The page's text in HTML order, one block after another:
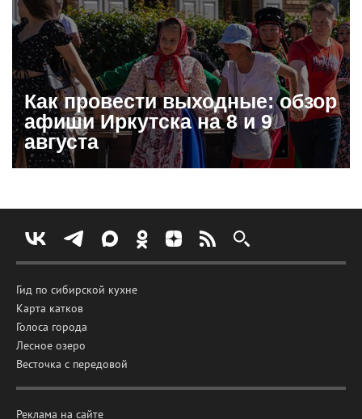
Как провести выходные: обзор
афиши Иркутска на 8 и 9
августа
Гид по сибирской кухне
Карта катков
Голоса города
Лесное озеро
Весточка с передовой
Реклама на сайте